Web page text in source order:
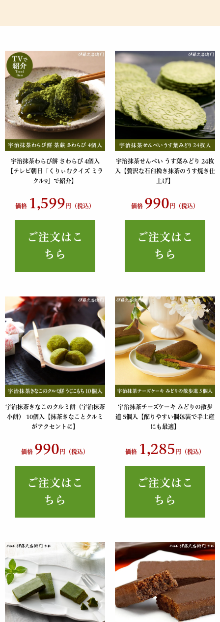
宇治抹茶わらび餅 さわらび 4個入
【テレビ朝日「くりぃむクイズ ミラ
クル9」で紹介】
価格 1,599 円（税込）
ご注文はこ
ちら
宇治抹茶せんべい うす葉みどり 24枚
入【贅沢な石臼挽き抹茶のうす焼き仕
上げ】
価格 990 円（税込）
ご注文はこ
ちら
宇治抹茶きなこのクルミ餅（宇治抹茶
小餅） 10個入【抹茶きなことクルミ
がアクセントに】
価格 990 円（税込）
ご注文はこ
ちら
宇治抹茶チーズケーキ みどりの散歩
道 5個入【配りやすい個包装で手土産
にも最適】
価格 1,285 円（税込）
ご注文はこ
ちら